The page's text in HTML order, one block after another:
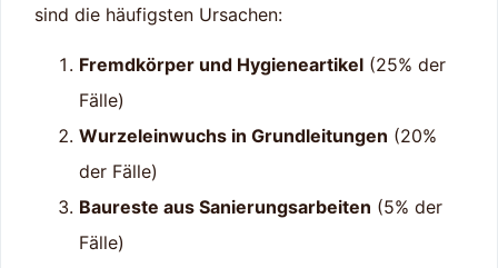
sind die häufigsten Ursachen:
Fremdkörper und Hygieneartikel (25% der
Fälle)
Wurzeleinwuchs in Grundleitungen (20%
der Fälle)
Baureste aus Sanierungsarbeiten (5% der
Fälle)